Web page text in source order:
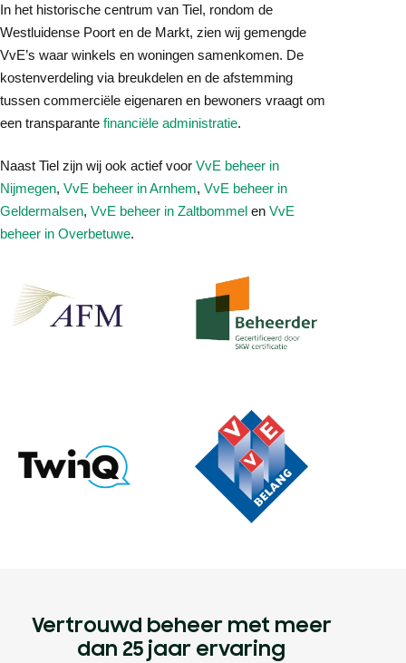
In het historische centrum van Tiel, rondom de
Westluidense Poort en de Markt, zien wij gemengde
VvE’s waar winkels en woningen samenkomen. De
kostenverdeling via breukdelen en de afstemming
tussen commerciële eigenaren en bewoners vraagt om
een transparante financiële administratie.
Naast Tiel zijn wij ook actief voor VvE beheer in
Nijmegen, VvE beheer in Arnhem, VvE beheer in
Geldermalsen, VvE beheer in Zaltbommel en VvE
beheer in Overbetuwe.
Vertrouwd beheer met meer
dan 25 jaar ervaring